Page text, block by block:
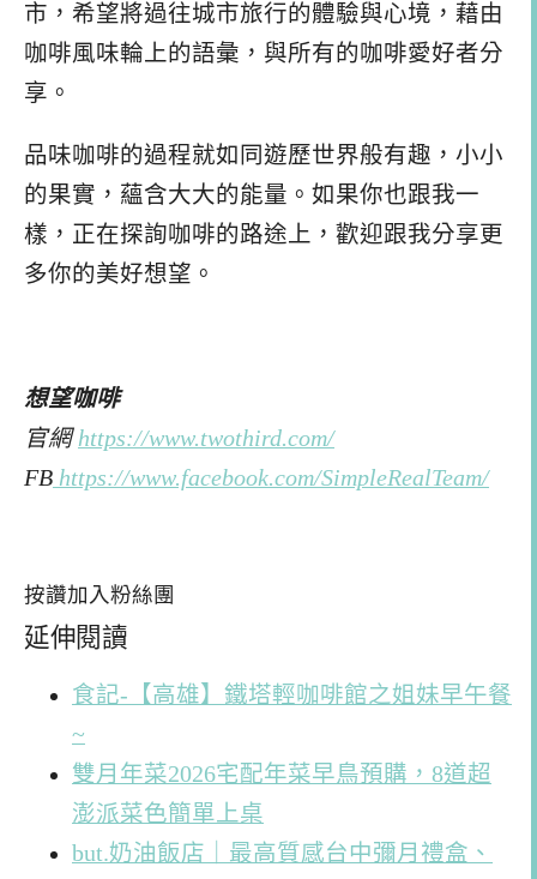
市，希望將過往城市旅行的體驗與心境，藉由
咖啡風味輪上的語彙，與所有的咖啡愛好者分
享。
品味咖啡的過程就如同遊歷世界般有趣，小小
的果實，蘊含大大的能量。如果你也跟我一
樣，正在探詢咖啡的路途上，歡迎跟我分享更
多你的美好想望。
想望咖啡
官網https://www.twothird.com/
FB https://www.facebook.com/SimpleRealTeam/
按讚加入粉絲團
延伸閱讀
食記-【高雄】鐵塔輕咖啡館之姐妹早午餐
~
雙月年菜2026宅配年菜早鳥預購，8道超
澎派菜色簡單上桌
but.奶油飯店｜最高質感台中彌月禮盒、